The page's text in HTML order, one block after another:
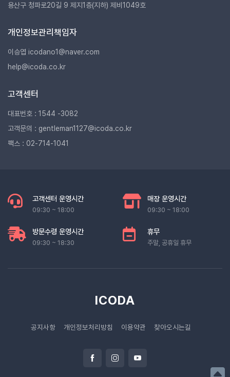
용산구 청파로20길 9 제지1층(지하) 제비1049호
개인정보관리책임자
이승엽 icodano1@naver.com
help@icoda.co.kr
고객센터
대표번호 : 1544 -3082
고객문의 : gentleman1127@icoda.co.kr
팩스 : 02-714-1041
고객센터 운영시간
09:30 ~ 18:00
매장 운영시간
09:30 ~ 18:00
방문수령 운영시간
09:30 ~ 18:30
휴무
주말, 공휴일 휴무
ICODA
공지사항 개인정보처리방침 이용약관 찾아오시는길